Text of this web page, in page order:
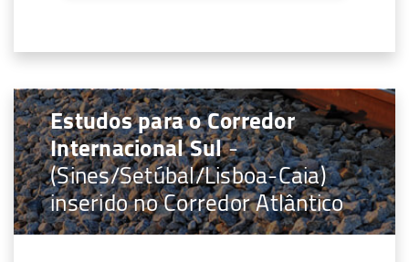
Estudos para o Corredor
Internacional Sul-
(Sines/Setúbal/Lisboa-Caia)
inserido no Corredor Atlântico